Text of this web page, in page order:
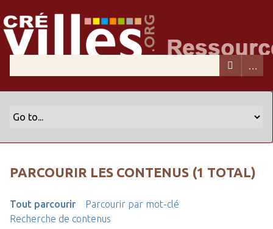
PARCOURIR LES CONTENUS (1 TOTAL)
Tout parcourir
Parcourir par mot-clé
Recherche de contenus